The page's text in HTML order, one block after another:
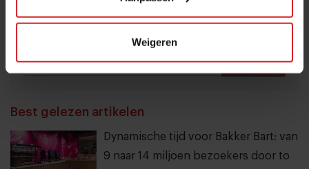
Weigeren
voor meer informatie.
Verzend
Best gelezen artikelen
Dynamische tijd voor Bakker Bart: van
9 naar 14 miljoen bezoekers door to